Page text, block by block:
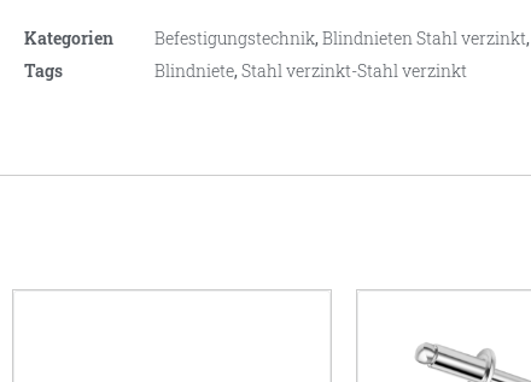
Kategorien Befestigungstechnik,Blindnieten Stahl verzinkt,
Tags
Blindniete,Stahl verzinkt-Stahl verzinkt